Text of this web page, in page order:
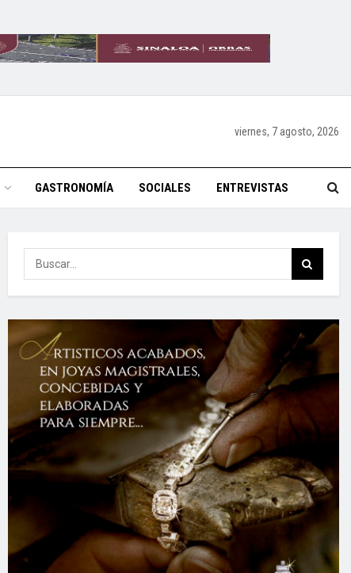
viernes, 7 agosto, 2026
GASTRONOMÍA SOCIALES ENTREVISTAS